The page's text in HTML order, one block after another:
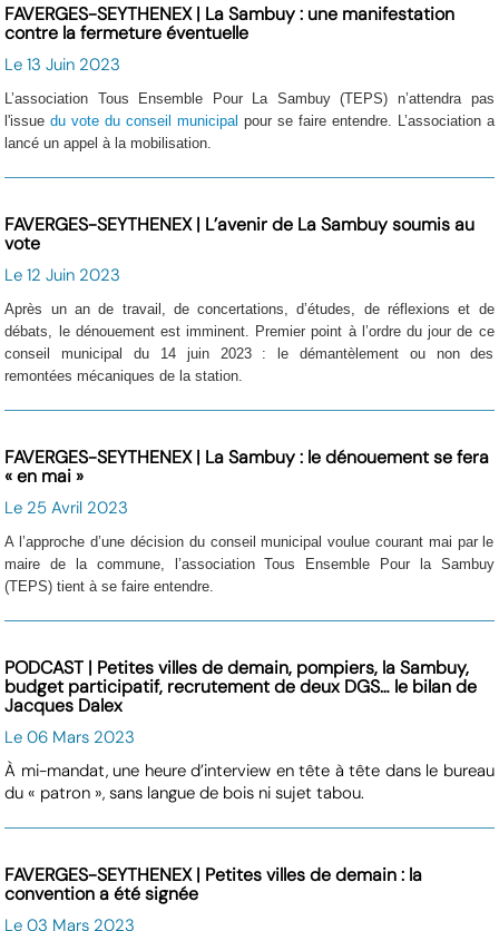
FAVERGES-SEYTHENEX | La Sambuy : une manifestation
contre la fermeture éventuelle
Le 13 Juin 2023
L’association Tous Ensemble Pour La Sambuy (TEPS) n’attendra pas
l'issuedu vote du conseil municipal pour se faire entendre. L’association a
lancé un appel à la mobilisation.
FAVERGES-SEYTHENEX | L’avenir de La Sambuy soumis au
vote
Le 12 Juin 2023
Après un an de travail, de concertations, d’études, de réflexions et de
débats, le dénouement est imminent. Premier point à l’ordre du jour de ce
conseil municipal du 14 juin 2023 : le démantèlement ou non des
remontées mécaniques de la station.
FAVERGES-SEYTHENEX | La Sambuy : le dénouement se fera
« en mai »
Le 25 Avril 2023
A l’approche d’une décision du conseil municipal voulue courant mai par le
maire de la commune, l’association Tous Ensemble Pour la Sambuy
(TEPS) tient à se faire entendre.
PODCAST | Petites villes de demain, pompiers, la Sambuy,
budget participatif, recrutement de deux DGS… le bilan de
Jacques Dalex
Le 06 Mars 2023
À mi-mandat, une heure d’interview en tête à tête dans le bureau
du « patron », sans langue de bois ni sujet tabou.
FAVERGES-SEYTHENEX | Petites villes de demain : la
convention a été signée
Le 03 Mars 2023